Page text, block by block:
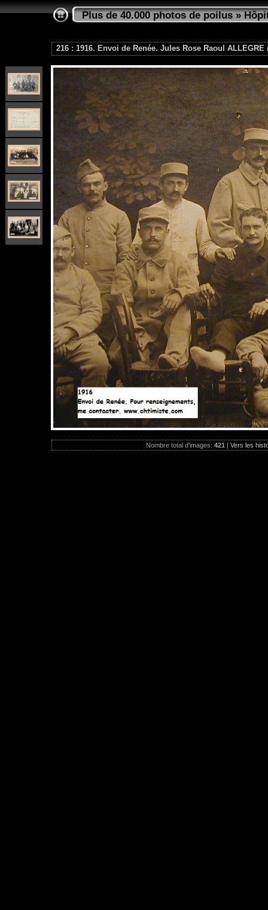
Plus de 40.000 photos de poilus»
216 : 1916. Envoi de Renée. Jules Rose Raoul
Nombre total d'images: 421 | Vers les